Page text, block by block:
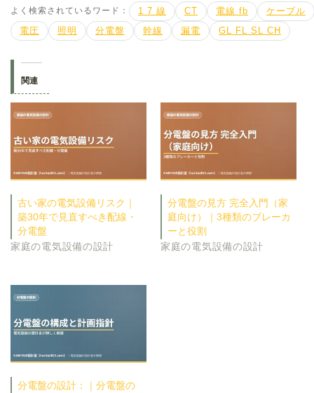
よく検索されているワード： 1 7 線 CT 電線 fb
ケーブル
電圧
照明 分電盤 幹線 漏電 GL FL SL CH
関連
古い家の電気設備リスク｜
築30年で見直すべき配線・
分電盤
家庭の電気設備の設計
分電盤の見方 完全入門（家
庭向け）｜3種類のブレーカ
ーと役割
家庭の電気設備の設計
分電盤の設計：｜分電盤の